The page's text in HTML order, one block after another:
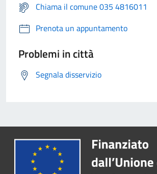
Chiama il comune 035 4816011
Prenota un appuntamento
Problemi in città
Segnala disservizio